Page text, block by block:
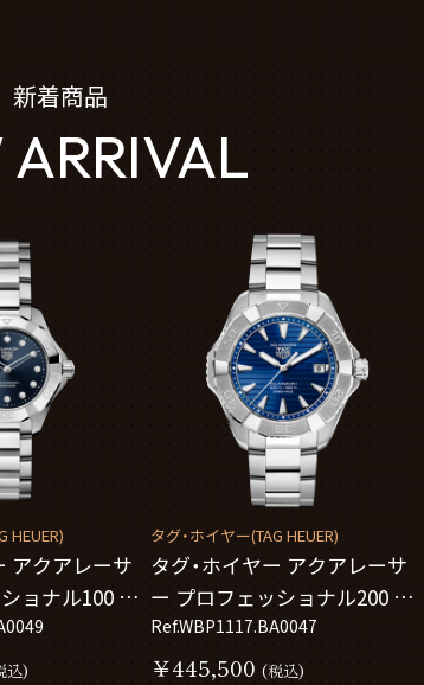
新着商品
HEUER)
アクアレーサ
ョナル100 ソ
込)
タグ・ホイヤー(TAG HEUER)
タグ・ホイヤー アクアレーサ
ー プロフェッショナル200 ソ
ーラーグラフ
WBP1117.BA0047
Ref.WBP1117.BA0047
￥445,500 (税込)